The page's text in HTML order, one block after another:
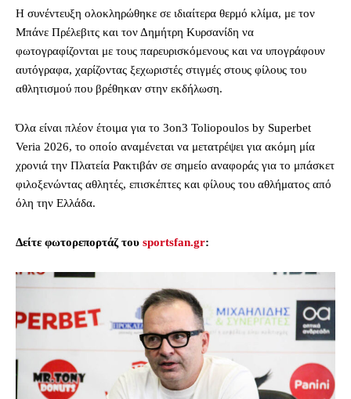
Η συνέντευξη ολοκληρώθηκε σε ιδιαίτερα θερμό κλίμα, με τον
Μπάνε Πρέλεβιτς και τον Δημήτρη Κυρσανίδη να
φωτογραφίζονται με τους παρευρισκόμενους και να υπογράφουν
αυτόγραφα, χαρίζοντας ξεχωριστές στιγμές στους φίλους του
αθλητισμού που βρέθηκαν στην εκδήλωση.
Όλα είναι πλέον έτοιμα για το 3on3 Toliopoulos by Superbet
Veria 2026, το οποίο αναμένεται να μετατρέψει για ακόμη μία
χρονιά την Πλατεία Ρακτιβάν σε σημείο αναφοράς για το μπάσκετ
φιλοξενώντας αθλητές, επισκέπτες και φίλους του αθλήματος από
όλη την Ελλάδα.
Δείτε φωτορεπορτάζ του sportsfan.gr: